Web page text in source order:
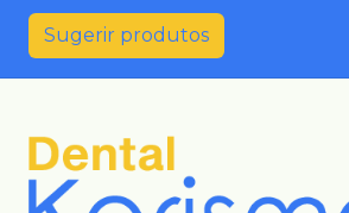
Sugerir produtos